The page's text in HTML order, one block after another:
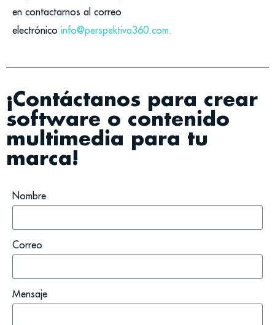
en contactarnos al correo
electrónico info@perspektiva360.com.
¡Contáctanos para crear
software o contenido
multimedia para tu
marca!
Nombre
Correo
Mensaje